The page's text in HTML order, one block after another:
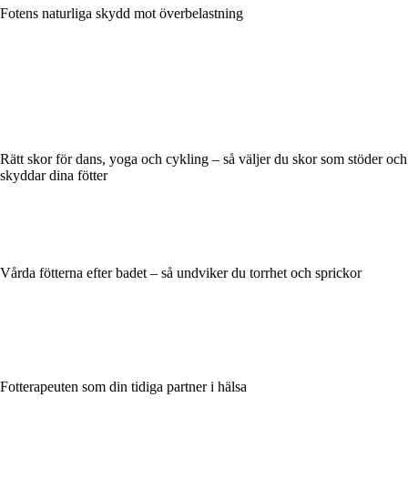
Fotens naturliga skydd mot överbelastning
Rätt skor för dans, yoga och cykling – så väljer du skor som stöder och
skyddar dina fötter
Vårda fötterna efter badet – så undviker du torrhet och sprickor
Fotterapeuten som din tidiga partner i hälsa